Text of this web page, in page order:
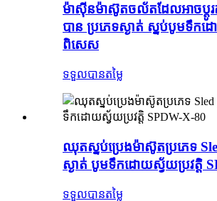
ម៉ាស៊ីនម៉ាស៊ូតចល័តដែលអាចប្ដូ
បាន ប្រភេទស្ងាត់ ស្នប់បូមទឹកដ
ពិសេស
ទទួលបានតម្លៃ
ឈុតស្នប់ប្រេងម៉ាស៊ូតប្រភេទ
ស្ងាត់ បូមទឹកដោយស្វ័យប្រវត្តិ
ទទួលបានតម្លៃ